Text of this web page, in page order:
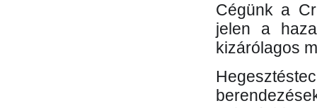
Cégünk a
jelen a
kizárólagos